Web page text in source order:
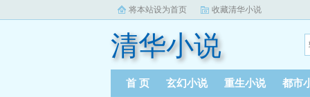
将本站设为首页 收藏清华小说
清华小说
首 页 玄幻小说 重生小说 都市